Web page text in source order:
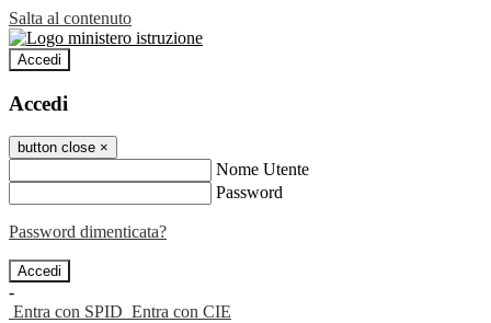
Salta al contenuto
Accedi
Accedi
button close ×
Nome Utente
Password
Password dimenticata?
-
Entra con SPID Entra con CIE